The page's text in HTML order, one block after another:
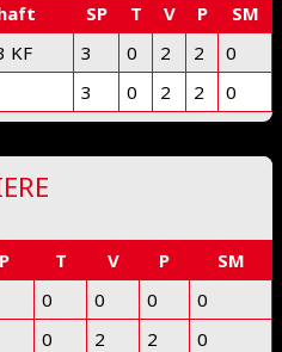
SP T V P
SM
KF 3 0 2 2
0
3 0 2 2 0
T V P
SM
0 0 0
0
0 2 2
0